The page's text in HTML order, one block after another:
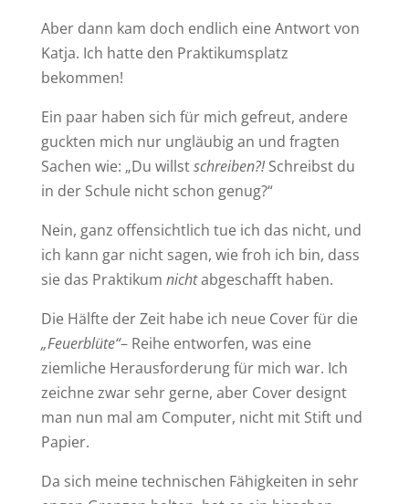
Aber dann kam doch endlich eine Antwort von
Katja. Ich hatte den Praktikumsplatz
bekommen!
Ein paar haben sich für mich gefreut, andere
guckten mich nur ungläubig an und fragten
Sachen wie: „Du willstschreiben?!Schreibst du
in der Schule nicht schon genug?“
Nein, ganz offensichtlich tue ich das nicht, und
ich kann gar nicht sagen, wie froh ich bin, dass
sie das Praktikum nichtabgeschafft haben.
Die Hälfte der Zeit habe ich neue Cover für die
„Feuerblüte“– Reihe entworfen, was eine
ziemliche Herausforderung für mich war. Ich
zeichne zwar sehr gerne, aber Cover designt
man nun mal am Computer, nicht mit Stift und
Papier.
Da sich meine technischen Fähigkeiten in sehr